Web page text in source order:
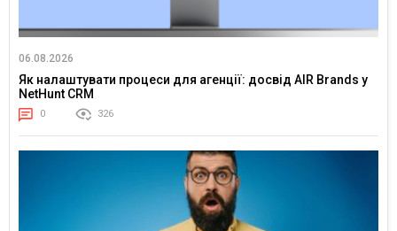
06.08.2026
Як налаштувати процеси для агенції: досвід AIR Brands у
NetHunt CRM
0 326